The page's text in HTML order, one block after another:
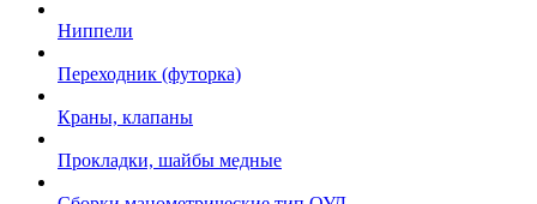
Ниппели
Переходник (футорка)
Краны, клапаны
Прокладки, шайбы медные